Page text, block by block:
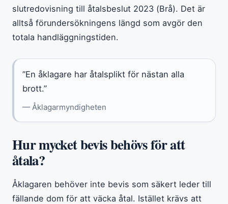
slutredovisning till åtalsbeslut 2023 (Brå). Det är
alltså förundersökningens längd som avgör den
totala handläggningstiden.
”En åklagare har åtalsplikt för nästan alla
brott.”
— Åklagarmyndigheten
Hur mycket bevis behövs för att
åtala?
Åklagaren behöver inte bevis som säkert leder till
fällande dom för att väcka åtal. Istället krävs att